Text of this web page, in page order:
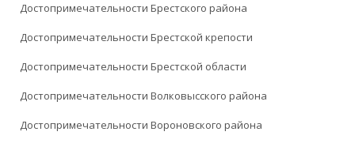
Достопримечательности Брестского района
Достопримечательности Брестской крепости
Достопримечательности Брестской области
Достопримечательности Волковысского района
Достопримечательности Вороновского района